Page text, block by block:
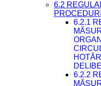
6.2
6.2.1
6.2.2